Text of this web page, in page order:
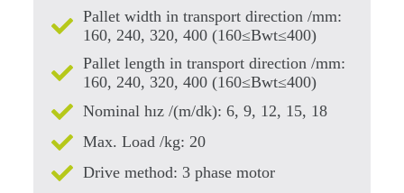
Pallet width in transport direction /mm:
160, 240, 320, 400 (160≤Bwt≤400)
Pallet length in transport direction /mm:
160, 240, 320, 400 (160≤Bwt≤400)
Nominal hız /(m/dk): 6, 9, 12, 15, 18
Max. Load /kg: 20
Drive method: 3 phase motor